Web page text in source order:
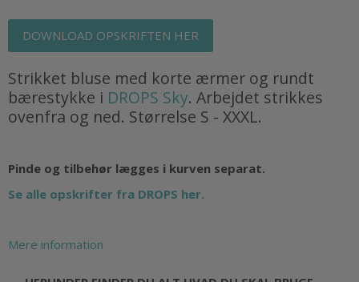
DOWNLOAD OPSKRIFTEN HER
Strikket bluse med korte ærmer og rundt
bærestykke i DROPS Sky. Arbejdet strikkes
ovenfra og ned. Størrelse S - XXXL.
Pinde og tilbehør lægges i kurven separat.
Se alle opskrifter fra DROPS her.
Mere information